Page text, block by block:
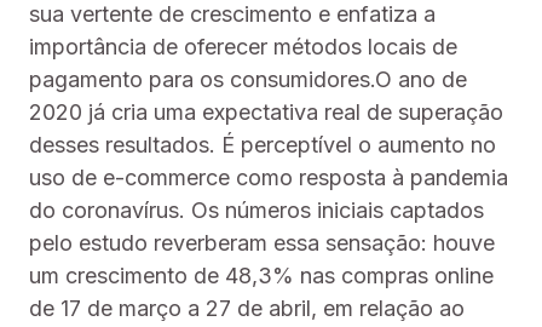
sua vertente de crescimento e enfatiza a
importância de oferecer métodos locais de
pagamento para os consumidores.O ano de
2020 já cria uma expectativa real de superação
desses resultados. É perceptível o aumento no
uso de e-commerce como resposta à pandemia
do coronavírus. Os números iniciais captados
pelo estudo reverberam essa sensação: houve
um crescimento de 48,3% nas compras online
de 17 de março a 27 de abril, em relação ao